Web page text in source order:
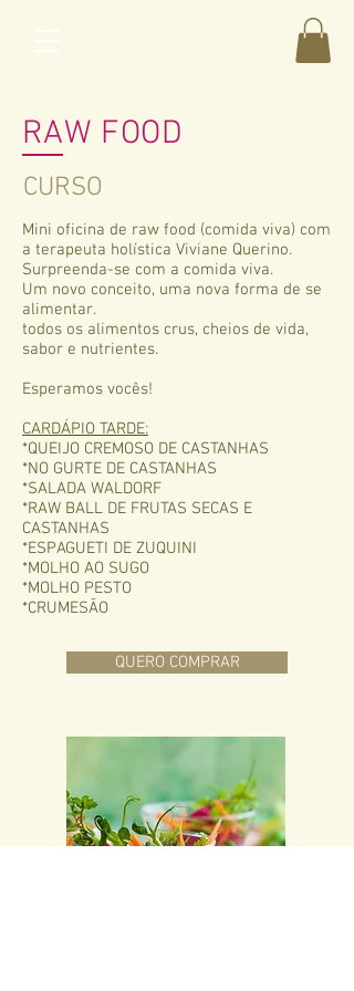
RAW FOOD
CURSO
Mini oficina de raw food (comida viva) com
a terapeuta holística Viviane Querino.
Surpreenda-se com a comida viva.
Um novo conceito, uma nova forma de se
alimentar.
todos os alimentos crus, cheios de vida,
sabor e nutrientes.
Esperamos vocês!
CARDÁPIO TARDE:
*QUEIJO CREMOSO DE CASTANHAS
*NO GURTE DE CASTANHAS
*SALADA WALDORF
*RAW BALL DE FRUTAS SECAS E
CASTANHAS
*ESPAGUETI DE ZUQUINI
*MOLHO AO SUGO
*MOLHO PESTO
*CRUMESÃO
QUERO COMPRAR